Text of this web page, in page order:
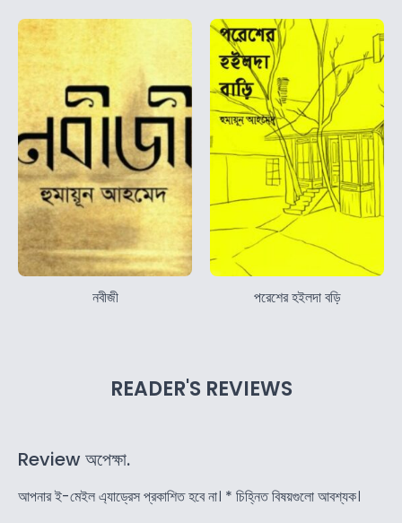
নবীজী পরেশের হইলদা বড়ি
READER'S REVIEWS
Review অপেক্ষা.
আপনার ই-মেইল এ্যাড্রেস প্রকাশিত হবে না। * চিহ্নিত বিষয়গুলো আবশ্যক।